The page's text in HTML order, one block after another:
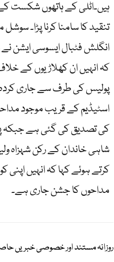
ہیں۔اٹلی کے ہاتھوں شکست
تنقید کا سامنا کرنا پڑا۔
انگلش فٹبال ایسوسی ایشن
کہ انہیں ان کھلاڑیوں کے
پولیس کی طرف سے جاری کردہ
شاہی خاندان کے رکن شہزاہ
مداحوں کا جشن جاری ہے۔
روزانہ مستند اور خصوصی خبریں